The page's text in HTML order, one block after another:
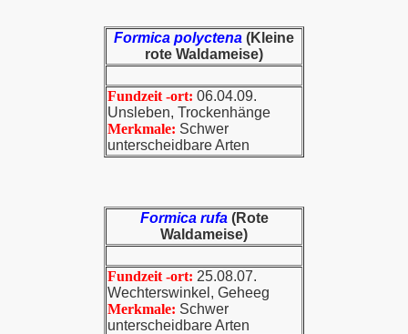
Formica polyctena (Kleine
rote Waldameise)
Fundzeit -ort: 06.04.09.
Unsleben, Trockenhänge
Merkmale: Schwer
unterscheidbare Arten
Formica rufa (Rote
Waldameise)
Fundzeit -ort: 25.08.07.
Wechterswinkel, Geheeg
Merkmale: Schwer
unterscheidbare Arten